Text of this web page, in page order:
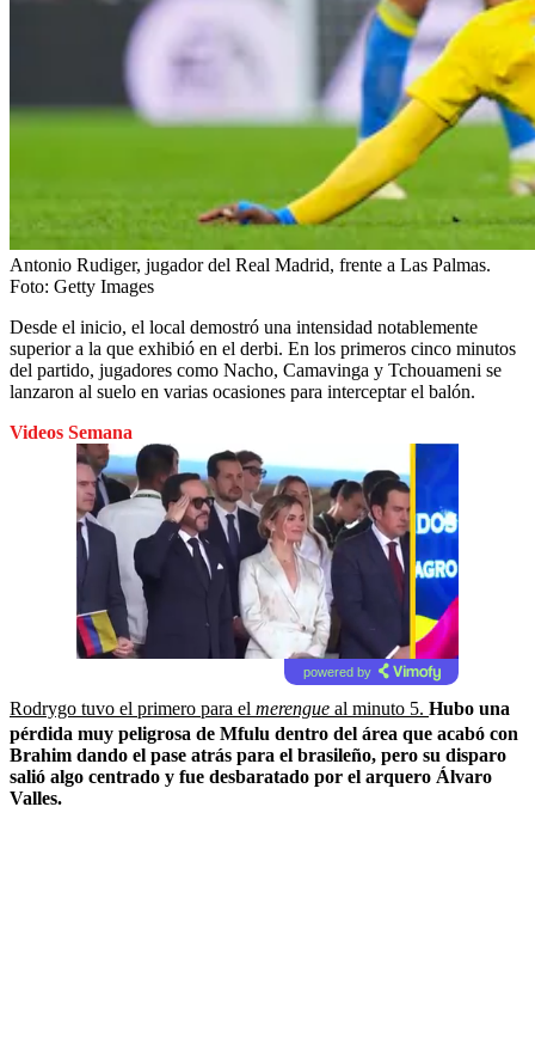
Antonio Rudiger, jugador del Real Madrid, frente a Las Palmas.
Foto: Getty Images
Desde el inicio, el local demostró una intensidad notablemente
superior a la que exhibió en el derbi. En los primeros cinco minutos
del partido, jugadores como Nacho, Camavinga y Tchouameni se
lanzaron al suelo en varias ocasiones para interceptar el balón.
Videos Semana
powered by
Rodrygo tuvo el primero para el merengue al minuto 5. Hubo una
pérdida muy peligrosa de Mfulu dentro del área que acabó con
Brahim dando el pase atrás para el brasileño, pero su disparo
salió algo centrado y fue desbaratado por el arquero Álvaro
Valles.